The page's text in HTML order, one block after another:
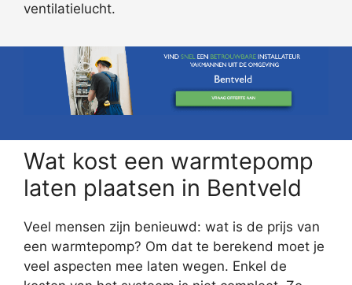
ventilatielucht.
Wat kost een warmtepomp
laten plaatsen in Bentveld
Veel mensen zijn benieuwd: wat is de prijs van
een warmtepomp? Om dat te berekend moet je
veel aspecten mee laten wegen. Enkel de